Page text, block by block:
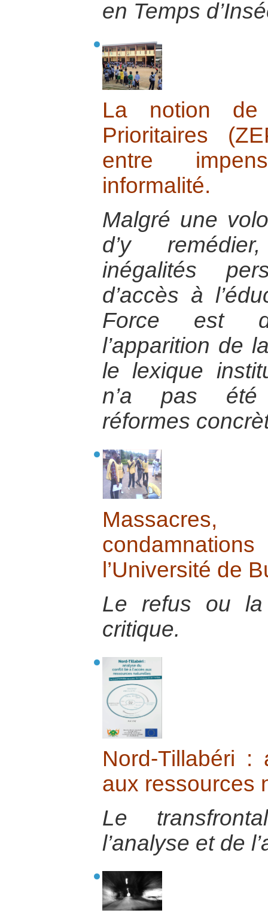
en Temps
La notion de
Prioritaires
entre
informalité.
Malgré une
d’y
inégalités
d’accès à
Force est
l’apparition de
le lexique
n’a pas été
réformes
l’Université de
Le refus ou
critique.
Nord-Tillabéri
aux ressources
Le
l’analyse et de